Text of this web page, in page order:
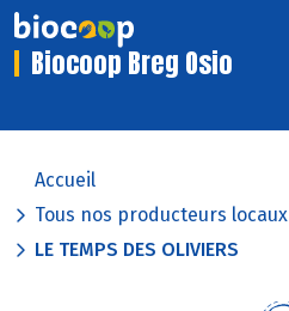
Biocoop Breg Osio
Accueil
Tous nos producteurs locaux
LE TEMPS DES OLIVIERS